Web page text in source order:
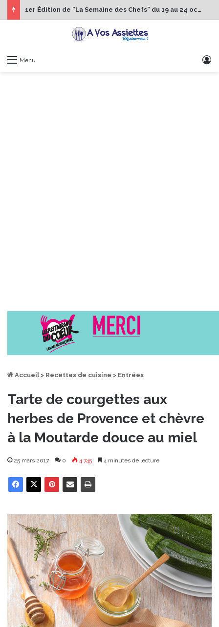
1er Édition de “La Semaine des Chefs” du 19 au 24 octobre 2026
Menu
Accueil > Recettes de cuisine > Entrées
Tarte de courgettes aux
herbes de Provence et chèvre
à la Moutarde douce au miel
25 mars 2017 0 4 745 4 minutes de lecture